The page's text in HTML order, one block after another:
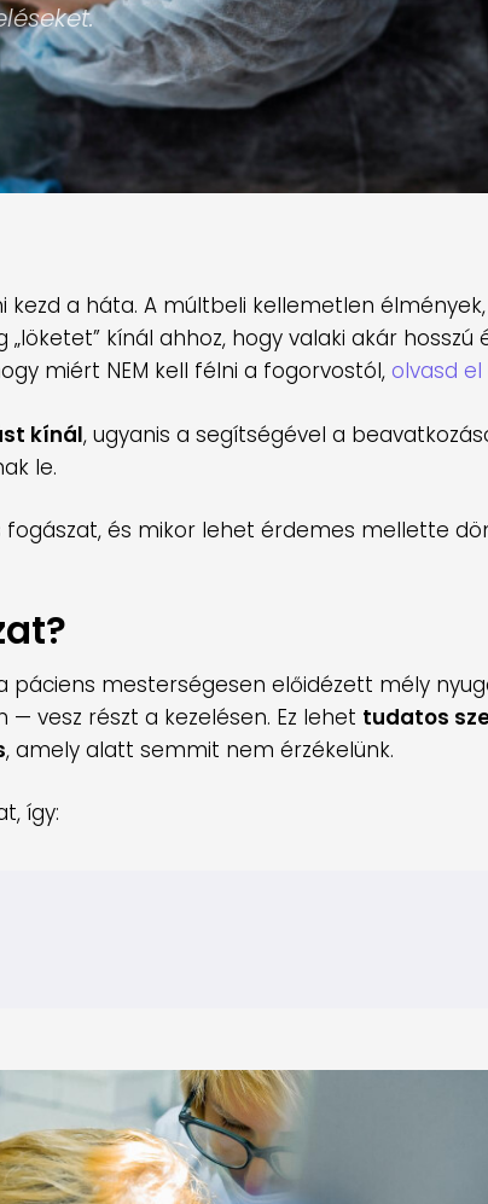
kezd a háta. A múltbeli kellemetlen
kínál ahhoz, hogy valaki akár hosszú
miért NEM kell félni a fogorvostól, olvasd
kínál, ugyanis a segítségével a
le.
és mikor lehet érdemes mellette
páciens mesterségesen előidézett mély
vesz részt a kezelésen. Ez lehet tudatos
, amely alatt semmit nem érzékelünk.
így: